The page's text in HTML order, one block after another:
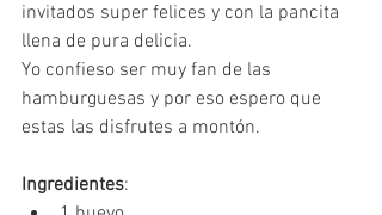
invitados super felices y con la pancita
llena de pura delicia.
Yo confieso ser muy fan de las
hamburguesas y por eso espero que
estas las disfrutes a montón.
Ingredientes: